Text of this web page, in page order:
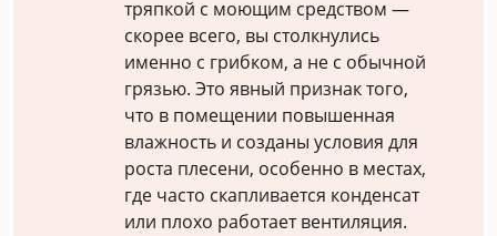
тряпкой с моющим средством —
скорее всего, вы столкнулись
именно с грибком, а не с обычной
грязью. Это явный признак того,
что в помещении повышенная
влажность и созданы условия для
роста плесени, особенно в местах,
где часто скапливается конденсат
или плохо работает вентиляция.